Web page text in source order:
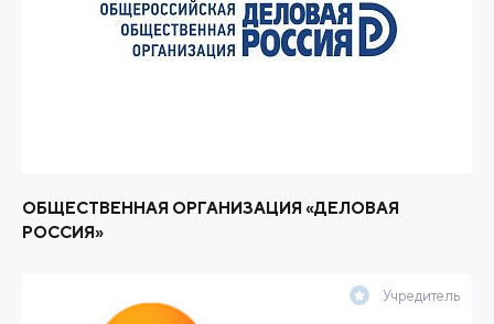
ОБЩЕСТВЕННАЯ ОРГАНИЗАЦИЯ «ДЕЛОВАЯ
РОССИЯ»
Учредитель